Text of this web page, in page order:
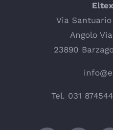
Via
Angolo
23890
Tel. 031 874544